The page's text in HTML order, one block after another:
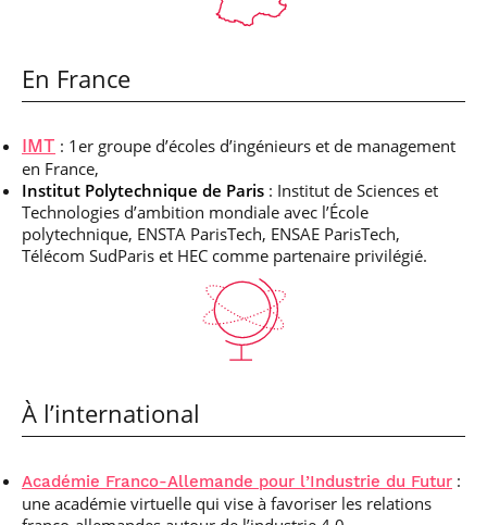
En France
IMT : 1er groupe d’écoles d’ingénieurs et de management
en France,
Institut Polytechnique de Paris : Institut de Sciences et
Technologies d’ambition mondiale avec l’École
polytechnique, ENSTA ParisTech, ENSAE ParisTech,
Télécom SudParis et HEC comme partenaire privilégié.
À l’international
Académie Franco-Allemande pour l’Industrie du Futur :
une académie virtuelle qui vise à favoriser les relations